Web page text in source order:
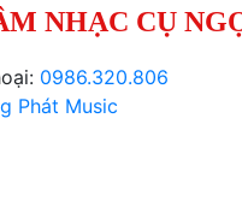
NHẠC CỤ
0986.320.806
Phát Music